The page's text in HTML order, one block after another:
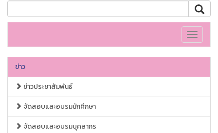
Toggle
ข่าว
ข่าวประชาสัมพันธ์
จัดสอบและอบรมนักศึกษา
จัดสอบและอบรมบุคลากร